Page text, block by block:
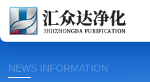
NEWS INFORMATION